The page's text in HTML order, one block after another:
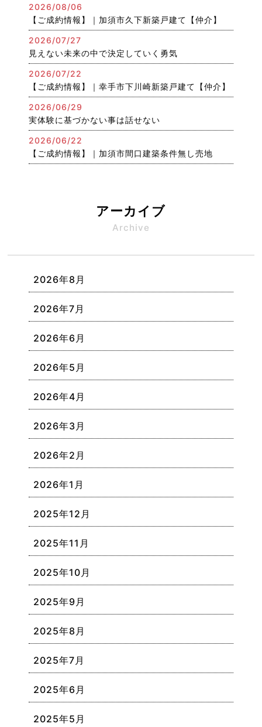
2026/08/06
【ご成約情報】｜加須市久下新築戸建て【仲介】
2026/07/27
見えない未来の中で決定していく勇気
2026/07/22
【ご成約情報】｜幸手市下川崎新築戸建て【仲介】
2026/06/29
実体験に基づかない事は話せない
2026/06/22
【ご成約情報】｜加須市間口建築条件無し売地
アーカイブ
Archive
2026年8月
2026年7月
2026年6月
2026年5月
2026年4月
2026年3月
2026年2月
2026年1月
2025年12月
2025年11月
2025年10月
2025年9月
2025年8月
2025年7月
2025年6月
2025年5月